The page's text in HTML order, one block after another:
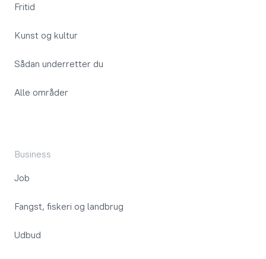
Fritid
Kunst og kultur
Sådan underretter du
Alle områder
Business
Job
Fangst, fiskeri og landbrug
Udbud